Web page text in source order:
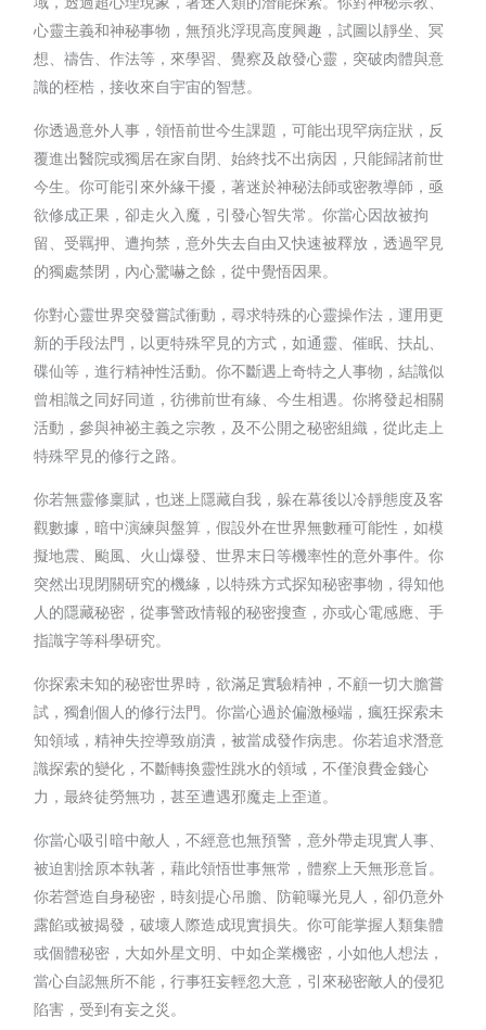
心靈主義和神秘事物，無預兆浮現高度興趣，試圖以靜坐、冥
想、禱告、作法等，來學習、覺察及啟發心靈，突破肉體與意
識的桎梏，接收來自宇宙的智慧。
你透過意外人事，領悟前世今生課題，可能出現罕病症狀，反
覆進出醫院或獨居在家自閉、始終找不出病因，只能歸諸前世
今生。你可能引來外緣干擾，著迷於神秘法師或密教導師，亟
欲修成正果，卻走火入魔，引發心智失常。你當心因故被拘
留、受羈押、遭拘禁，意外失去自由又快速被釋放，透過罕見
的獨處禁閉，內心驚嚇之餘，從中覺悟因果。
你對心靈世界突發嘗試衝動，尋求特殊的心靈操作法，運用更
新的手段法門，以更特殊罕見的方式，如通靈、催眠、扶乩、
碟仙等，進行精神性活動。你不斷遇上奇特之人事物，結識似
曾相識之同好同道，彷彿前世有緣、今生相遇。你將發起相關
活動，參與神祕主義之宗教，及不公開之秘密組織，從此走上
特殊罕見的修行之路。
你若無靈修稟賦，也迷上隱藏自我，躲在幕後以冷靜態度及客
觀數據，暗中演練與盤算，假設外在世界無數種可能性，如模
擬地震、颱風、火山爆發、世界末日等機率性的意外事件。你
突然出現閉關研究的機緣，以特殊方式探知秘密事物，得知他
人的隱藏秘密，從事警政情報的秘密搜查，亦或心電感應、手
指識字等科學研究。
你探索未知的秘密世界時，欲滿足實驗精神，不顧一切大膽嘗
試，獨創個人的修行法門。你當心過於偏激極端，瘋狂探索未
知領域，精神失控導致崩潰，被當成發作病患。你若追求潛意
識探索的變化，不斷轉換靈性跳水的領域，不僅浪費金錢心
力，最終徒勞無功，甚至遭遇邪魔走上歪道。
你當心吸引暗中敵人，不經意也無預警，意外帶走現實人事、
被迫割捨原本執著，藉此領悟世事無常，體察上天無形意旨。
你若營造自身秘密，時刻提心吊膽、防範曝光見人，卻仍意外
露餡或被揭發，破壞人際造成現實損失。你可能掌握人類集體
或個體秘密，大如外星文明、中如企業機密，小如他人想法，
當心自認無所不能，行事狂妄輕忽大意，引來秘密敵人的侵犯
陷害，受到有妄之災。